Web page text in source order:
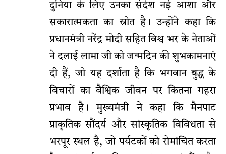
दुनिया के लिए उनका संदेश नई आशा और
सकारात्मकता का स्रोत है। उन्होंने कहा कि
प्रधानमंत्री नरेंद्र मोदी सहित विश्व भर के नेताओं
ने दलाई लामा जी को जन्मदिन की शुभकामनाएं
दी हैं, जो यह दर्शाता है कि भगवान बुद्ध के
विचारों का वैश्विक जीवन पर कितना गहरा
प्रभाव है। मुख्यमंत्री ने कहा कि मैनपाट
प्राकृतिक सौंदर्य और सांस्कृतिक विविधता से
भरपूर स्थल है, जो पर्यटकों को रोमांचित करता